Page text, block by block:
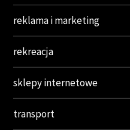
reklama i marketing
rekreacja
sklepy internetowe
transport